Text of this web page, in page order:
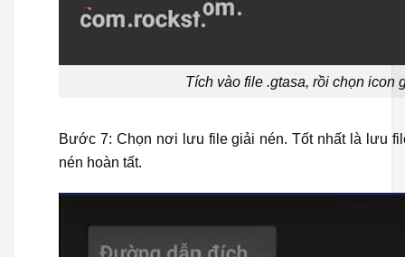
Tích vào file .gtasa, rồi chọn icon
Bước 7: Chọn nơi lưu file giải nén. Tốt nhất là lưu
nén hoàn tất.